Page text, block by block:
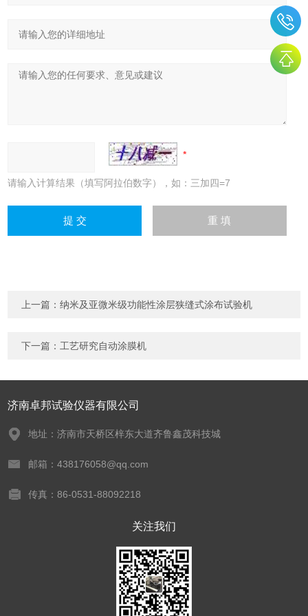
请输入计算结果（填写阿拉伯数字），如：三加四=7
上一篇：纳米及亚微米级功能性涂层狭缝式涂布试验机
下一篇： 工艺研究自动涂膜机
济南卓邦试验仪器有限公司
地址：济南市天桥区梓东大道齐鲁鑫茂科技城
邮箱：438176058@qq.com
传真：86-0531-88092218
关注我们